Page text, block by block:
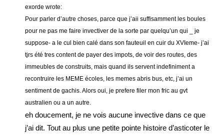
exorde wrote:
Pour parler d’autre choses, parce que j’aii suffisamment les boules
pour ne pas me faire invectiver de la sorte par quelqu’un qui _ je
suppose- a le cul bien calé dans son fauteuil en cuir du XVIeme- j’ai
tjrs été tres content de payer des impots, de voir des routes, des
immeubles de construits, mais quand ils servent indefiniment a
recontruire les MEME écoles, les memes abris bus, etc, j’ai un
sentiment de gachis. Alors oui, je prefere filer mon fric au gvt
australien ou a un autre.
eh doucement, je ne vois aucune invective dans ce que
j’ai dit. Tout au plus une petite pointe histoire d’asticoter le